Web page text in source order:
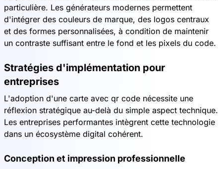
particulière. Les générateurs modernes permettent
d'intégrer des couleurs de marque, des logos centraux
et des formes personnalisées, à condition de maintenir
un contraste suffisant entre le fond et les pixels du code.
Stratégies d'implémentation pour
entreprises
L'adoption d'une carte avec qr code nécessite une
réflexion stratégique au-delà du simple aspect technique.
Les entreprises performantes intègrent cette technologie
dans un écosystème digital cohérent.
Conception et impression professionnelle